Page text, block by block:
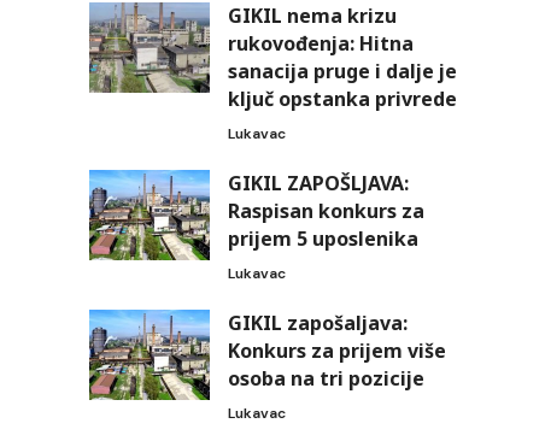
GIKIL nema krizu
rukovođenja: Hitna
sanacija pruge i dalje je
ključ opstanka privrede
Lukavac
GIKIL ZAPOŠLJAVA:
Raspisan konkurs za
prijem 5 uposlenika
Lukavac
GIKIL zapošaljava:
Konkurs za prijem više
osoba na tri pozicije
Lukavac